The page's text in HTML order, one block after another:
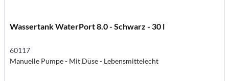
Wassertank WaterPort 8.0 - Schwarz - 30 l
60117
Manuelle Pumpe - Mit Düse - Lebensmittelecht